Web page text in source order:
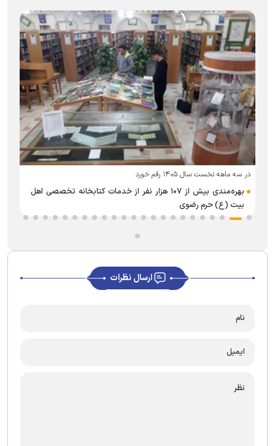
در سه ماهه نخست سال ۱۴۰۵ رقم خورد
بهره‌مندی بیش از ۱۰۷ هزار نفر از خدمات کتابخانه تخصصی اهل
بیت (ع) حرم رضوی
ارسال نظرات